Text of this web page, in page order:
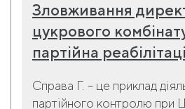
Зловживання
цукрового
партійна
Справа Г. – це приклад
партійного контролю